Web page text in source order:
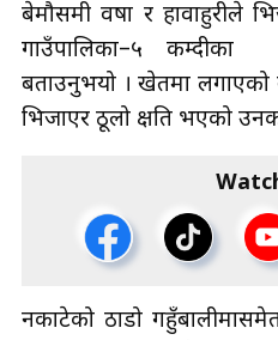
बेमौसमी वर्षा र हावाहुरीले
गाउँपालिका–५
बताउनुभयो । खेतमा लगाएको
भिजाएर ठूलो क्षति भएको
नकाटेको ठाडो